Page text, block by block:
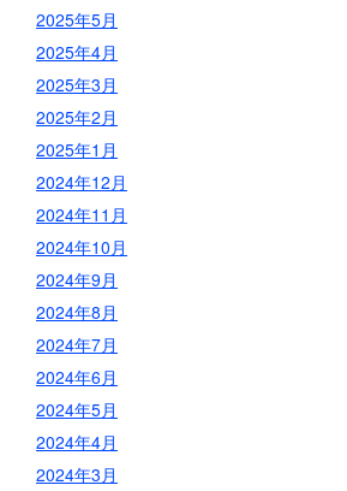
2025年5月
2025年4月
2025年3月
2025年2月
2025年1月
2024年12月
2024年11月
2024年10月
2024年9月
2024年8月
2024年7月
2024年6月
2024年5月
2024年4月
2024年3月